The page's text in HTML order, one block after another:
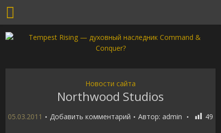
Новости сайта
Northwood Studios
05.03.2011 Добавить комментарий Автор: admin 49